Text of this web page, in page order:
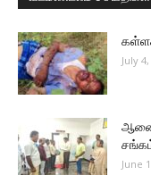
July
June